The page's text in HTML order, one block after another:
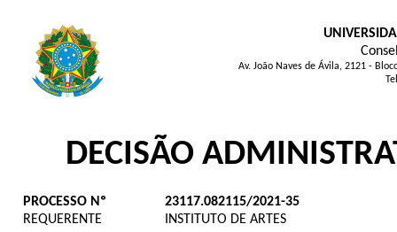
Av. João Naves de Ávila, 2121 -
DECISÃO
PROCESSO Nº
23117.082115/2021-35
REQUERENTE
INSTITUTO DE ARTES